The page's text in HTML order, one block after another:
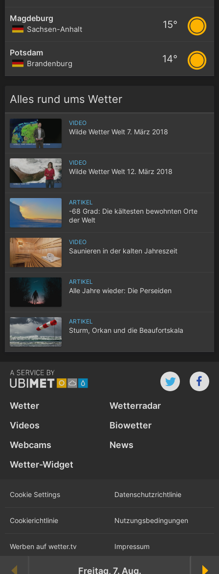
Freitag, 7. Aug.
Magdeburg
Sachsen-Anhalt 15°
Potsdam
Brandenburg 14°
Alles rund ums Wetter
VIDEO
Wilde Wetter Welt 7. März 2018
VIDEO
Wilde Wetter Welt 12. März 2018
ARTIKEL
-68 Grad: Die kältesten bewohnten Orte
der Welt
VIDEO
Saunieren in der kalten Jahreszeit
ARTIKEL
Alle Jahre wieder: Die Perseiden
ARTIKEL
Sturm, Orkan und die Beaufortskala
Wetter
Wetterradar
Videos
Biowetter
Webcams
News
Wetter-Widget
Cookie Settings Datenschutz­richtlinie
Cookie­richtlinie Nutzungs­bedingungen
Werben auf wetter.tv Impressum